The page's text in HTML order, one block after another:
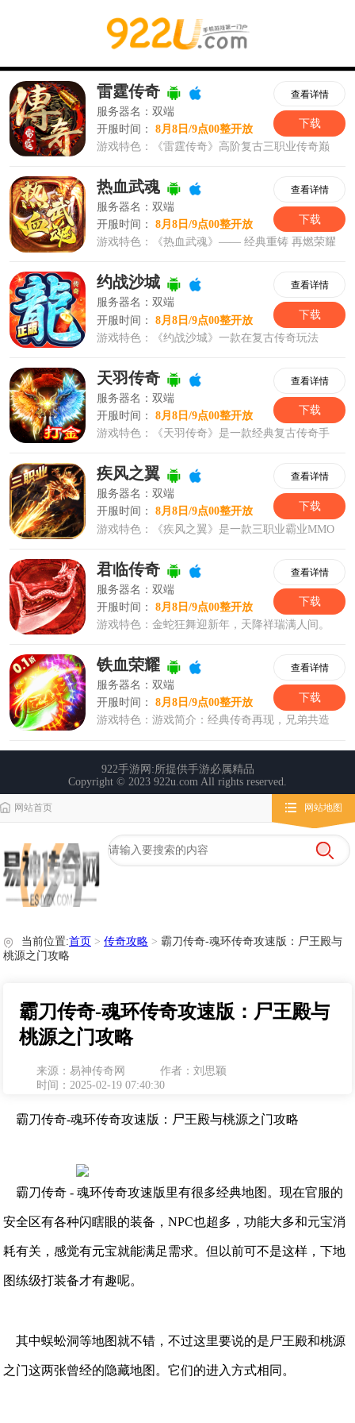
网站首页 网站地图
栏目导航
微变传奇
传奇攻略
心得玩法
当前位置:首页 > 传奇攻略 > 霸刀传奇-魂环传奇攻速版：尸王殿与
桃源之门攻略
霸刀传奇-魂环传奇攻速版：尸王殿与
桃源之门攻略
来源：易神传奇网
作者：刘思颖
时间：2025-02-19 07:40:30
霸刀传奇-魂环传奇攻速版：尸王殿与桃源之门攻略
霸刀传奇 - 魂环传奇攻速版里有很多经典地图。现在官服的
安全区有各种闪瞎眼的装备，NPC也超多，功能大多和元宝消
耗有关，感觉有元宝就能满足需求。但以前可不是这样，下地
图练级打装备才有趣呢。
其中蜈蚣洞等地图就不错，不过这里要说的是尸王殿和桃源
之门这两张曾经的隐藏地图。它们的进入方式相同。